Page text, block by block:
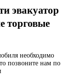
эвакуатор
торговые
необходимо
позвоните нам по